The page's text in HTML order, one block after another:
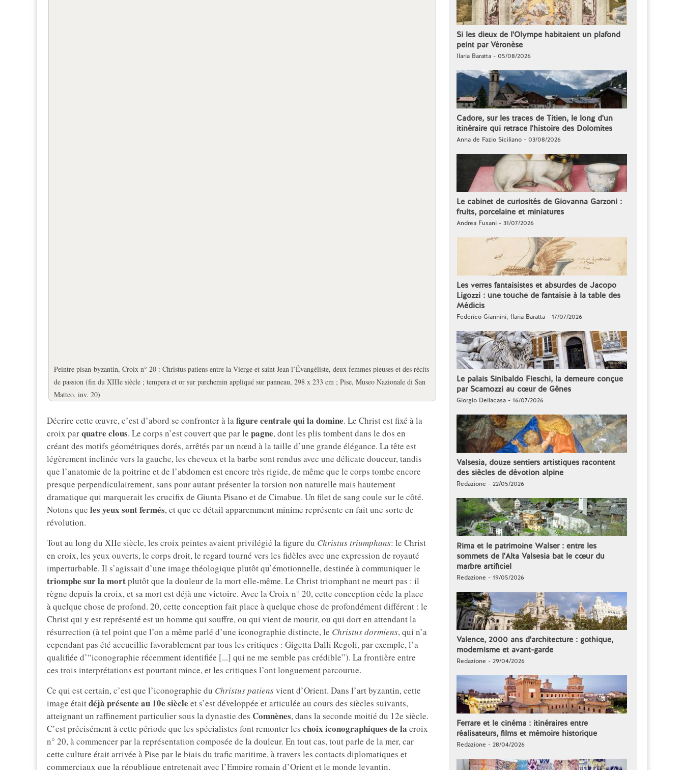
Peintre pisan-byzantin, Croix n° 20 : Christus patiens entre la Vierge et saint Jean l’Évangéliste, deux femmes pieuses et des récits
de passion (fin du XIIIe siècle ; tempera et or sur parchemin appliqué sur panneau, 298 x 233 cm ; Pise, Museo Nazionale di San
Matteo, inv. 20)
Décrire cette œuvre, c’est d’abord se confronter à lafigure centrale qui la domine. Le Christ est fixé à la
croix parquatre clous. Le corps n’est couvert que par le pagne, dont les plis tombent dans le dos en
créant des motifs géométriques dorés, arrêtés par un nœud à la taille d’une grande élégance. La tête est
légèrement inclinée vers la gauche, les cheveux et la barbe sont rendus avec une délicate douceur, tandis
que l’anatomie de la poitrine et de l’abdomen est encore très rigide, de même que le corps tombe encore
presque perpendiculairement, sans pour autant présenter la torsion non naturelle mais hautement
dramatique qui marquerait les crucifix de Giunta Pisano et de Cimabue. Un filet de sang coule sur le côté.
Notons que les yeux sont fermés, et que ce détail apparemment minime représente en fait une sorte de
révolution.
Tout au long du XIIe siècle, les croix peintes avaient privilégié la figure du Christus triumphans: le Christ
en croix, les yeux ouverts, le corps droit, le regard tourné vers les fidèles avec une expression de royauté
imperturbable. Il s’agissait d’une image théologique plutôt qu’émotionnelle, destinée à communiquer le
triomphe sur la mortplutôt que la douleur de la mort elle-même. Le Christ triomphant ne meurt pas : il
règne depuis la croix, et sa mort est déjà une victoire. Avec la Croix n° 20, cette conception cède la place
à quelque chose de profond. 20, cette conception fait place à quelque chose de profondément différent : le
Christ qui y est représenté est un homme qui souffre, ou qui vient de mourir, ou qui dort en attendant la
résurrection (à tel point que l’on a même parlé d’une iconographie distincte, le Christus dormiens, qui n’a
cependant pas été accueillie favorablement par tous les critiques : Gigetta Dalli Regoli, par exemple, l’a
qualifiée d’“iconographie récemment identifiée [...] qui ne me semble pas crédible”). La frontière entre
ces trois interprétations est pourtant mince, et les critiques l’ont longuement parcourue.
Ce qui est certain, c’est que l’iconographie du Christus patiensvient d’Orient. Dans l’art byzantin, cette
image étaitdéjà présente au 10e siècle et s’est développée et articulée au cours des siècles suivants,
atteignant un raffinement particulier sous la dynastie des Comnènes, dans la seconde moitié du 12e siècle.
C’est précisément à cette période que les spécialistes font remonter les choix iconographiques de la croix
n° 20, à commencer par la représentation composée de la douleur. En tout cas, tout parle de la mer, car
cette culture était arrivée à Pise par le biais du trafic maritime, à travers les contacts diplomatiques et
commerciaux que la république entretenait avec l’Empire romain d’Orient et le monde levantin.
Si les dieux de l'Olympe habitaient un plafond
peint par Véronèse
Ilaria Baratta - 05/08/2026
Cadore, sur les traces de Titien, le long d'un
itinéraire qui retrace l'histoire des Dolomites
Anna de Fazio Siciliano - 03/08/2026
Le cabinet de curiosités de Giovanna Garzoni :
fruits, porcelaine et miniatures
Andrea Fusani - 31/07/2026
Les verres fantaisistes et absurdes de Jacopo
Ligozzi : une touche de fantaisie à la table des
Médicis
Federico Giannini, Ilaria Baratta - 17/07/2026
Le palais Sinibaldo Fieschi, la demeure conçue
par Scamozzi au cœur de Gênes
Giorgio Dellacasa - 16/07/2026
Valsesia, douze sentiers artistiques racontent
des siècles de dévotion alpine
Redazione - 22/05/2026
Rima et le patrimoine Walser : entre les
sommets de l'Alta Valsesia bat le cœur du
marbre artificiel
Redazione - 19/05/2026
Valence, 2000 ans d'architecture : gothique,
modernisme et avant-garde
Redazione - 29/04/2026
Ferrare et le cinéma : itinéraires entre
réalisateurs, films et mémoire historique
Redazione - 28/04/2026